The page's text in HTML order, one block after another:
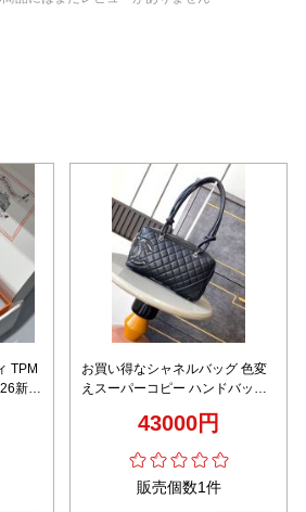
TPM
新作
秘密
お買い得なシャネルバッグ 色変
えスーパーコピー ハンドバッグ
43000円
販売個数1件